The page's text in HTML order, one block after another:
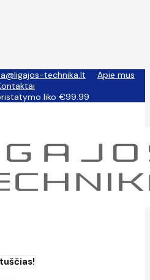
technika.lt
Apie mus
liko €99.99